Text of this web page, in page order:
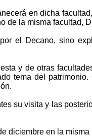
en dicha
de la misma facultad,
el Decano, sino
y de otras
tema del
su visita y las
diciembre en la